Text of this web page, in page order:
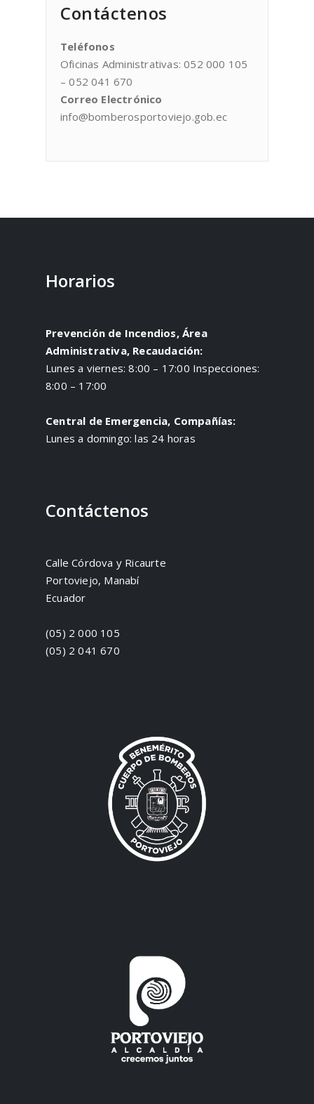
Contáctenos
Teléfonos
Oficinas Administrativas: 052 000 105
– 052 041 670
Correo Electrónico
info@bomberosportoviejo.gob.ec
Horarios
Prevención de Incendios, Área
Administrativa, Recaudación:
Lunes a viernes: 8:00 – 17:00 Inspecciones:
8:00 – 17:00
Central de Emergencia, Compañías:
Lunes a domingo: las 24 horas
Contáctenos
Calle Córdova y Ricaurte
Portoviejo, Manabí
Ecuador
(05) 2 000 105
(05) 2 041 670